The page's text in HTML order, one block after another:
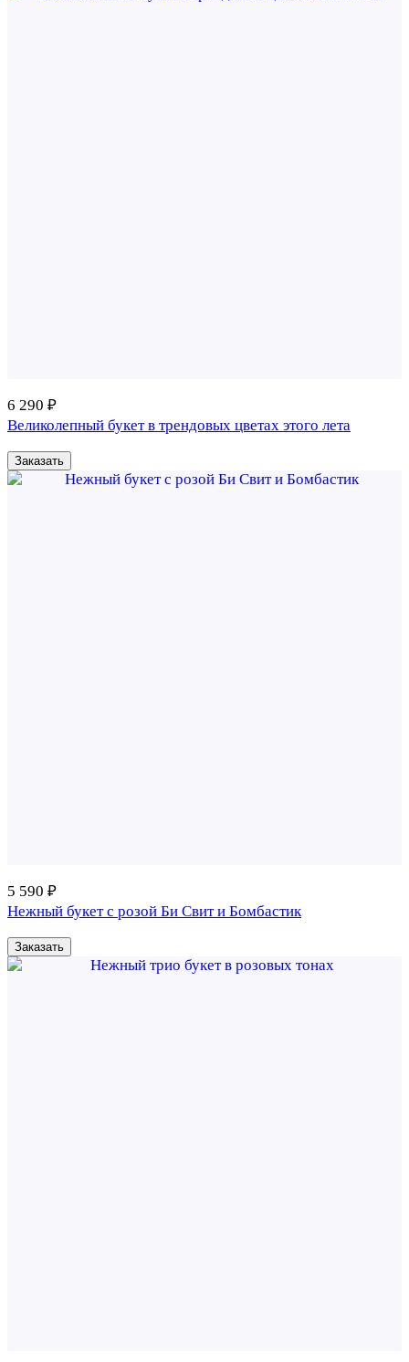
6 290 ₽
Великолепный букет в трендовых цветах этого лета
Заказать
5 590 ₽
Нежный букет с розой Би Свит и Бомбастик
Заказать